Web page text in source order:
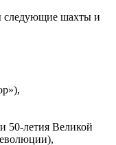
следующие шахты и
50-летия Великой